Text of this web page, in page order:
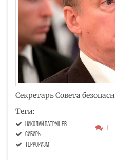
Секретарь Совета
Теги:
Николай Патрушев
Сибирь
терроризм
1